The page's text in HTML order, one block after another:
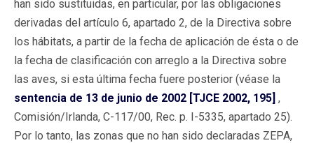
han sido sustituidas, en particular, por las obligaciones
derivadas del artículo 6, apartado 2, de la Directiva sobre
los hábitats, a partir de la fecha de aplicación de ésta o de
la fecha de clasificación con arreglo a la Directiva sobre
las aves, si esta última fecha fuere posterior (véase la
sentencia de 13 de junio de 2002 [TJCE 2002, 195] ,
Comisión/Irlanda, C-117/00, Rec. p. I-5335, apartado 25).
Por lo tanto, las zonas que no han sido declaradas ZEPA,